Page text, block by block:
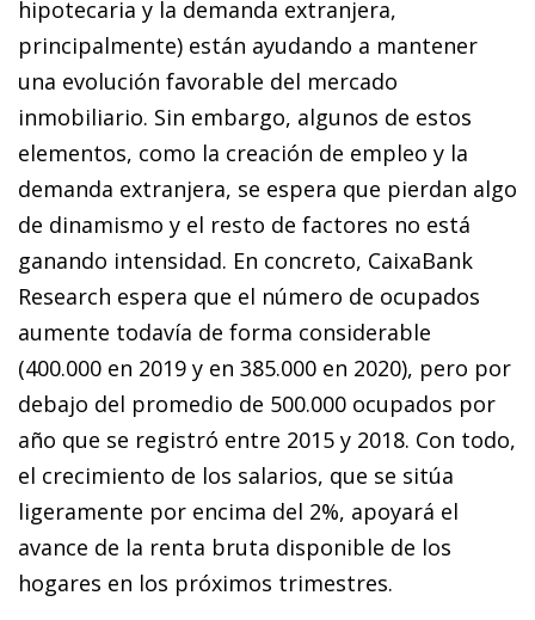
hipotecaria y la demanda extranjera,
principalmente) están ayudando a mantener
una evolución favorable del mercado
inmobiliario. Sin embargo, algunos de estos
elementos, como la creación de empleo y la
demanda extranjera, se espera que pierdan algo
de dinamismo y el resto de factores no está
ganando intensidad. En concreto, CaixaBank
Research espera que el número de ocupados
aumente todavía de forma considerable
(400.000 en 2019 y en 385.000 en 2020), pero por
debajo del promedio de 500.000 ocupados por
año que se registró entre 2015 y 2018. Con todo,
el crecimiento de los salarios, que se sitúa
ligeramente por encima del 2%, apoyará el
avance de la renta bruta disponible de los
hogares en los próximos trimestres.